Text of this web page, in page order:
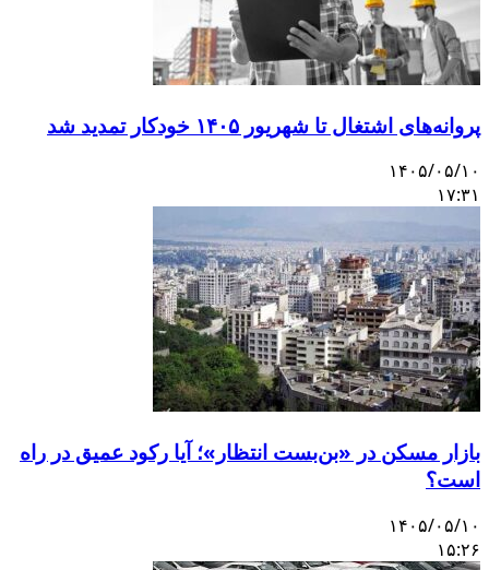
پروانه‌های اشتغال تا شهریور ۱۴۰۵ خودکار تمدید شد
۱۴۰۵/۰۵/۱۰
۱۷:۳۱
بازار مسکن در «بن‌بست انتظار»؛ آیا رکود عمیق در راه
است؟
۱۴۰۵/۰۵/۱۰
۱۵:۲۶